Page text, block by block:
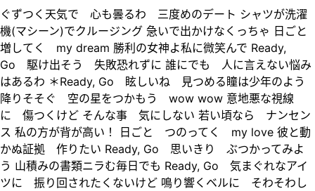
ぐずつく天気で 心も曇るわ 三度めのデート シャツが洗濯
機(マシーン)でクルージング 急いで出かけなくっちゃ 日ごと
増してく my dream 勝利の女神よ私に微笑んで Ready,
Go 駆け出そう 失敗恐れずに 誰にでも 人に言えない悩み
はあるわ ＊Ready, Go 眩しいね 見つめる瞳は少年のよう
降りそそぐ 空の星をつかもう wow wow 意地悪な視線
に 傷つくけど そんな事 気にしない 若い頃なら ナンセン
ス 私の方が背が高い！ 日ごと つのってく my love 彼と動
かぬ証拠 作りたい Ready, Go 思いきり ぶつかってみよ
う 山積みの書類ニラむ毎日でも Ready, Go 気まぐれなアイ
ツに 振り回されたくないけど 鳴り響くベルに そわそわし